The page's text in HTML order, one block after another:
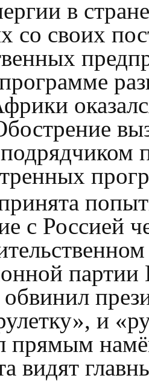
в
со своих
с Россией
обвинил
и
прямым
видят